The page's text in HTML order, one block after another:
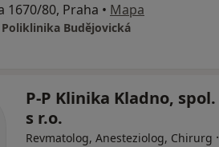
1670/80, Praha • Mapa
Poliklinika Budějovická
P-P Klinika Kladno, spol.
s r.o.
Revmatolog, Anesteziolog, Chirurg ·